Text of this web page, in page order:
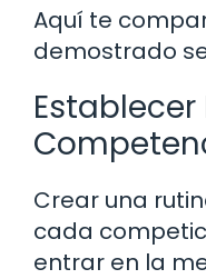
Aquí te
demostrado
Crear una
cada
entrar en la